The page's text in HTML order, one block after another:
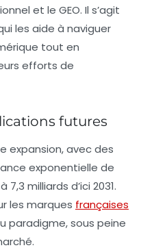
et le GEO. Il s’agit
les aide à naviguer
tout en
efforts de
futures
expansion, avec des
exponentielle de
7,3 milliards d’ici 2031.
les marques françaises
paradigme, sous peine